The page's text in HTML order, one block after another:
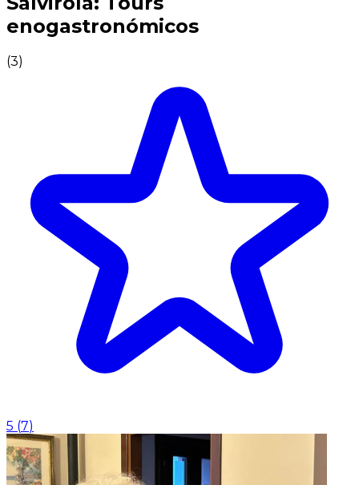
enogastronómicos
(3)
5 (7)